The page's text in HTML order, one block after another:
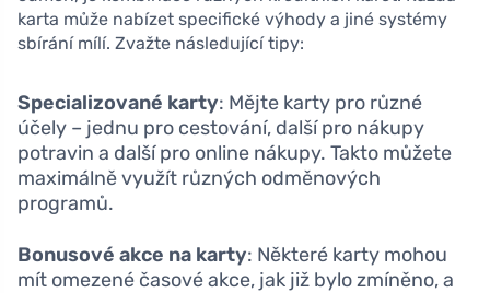
karta může nabízet specifické výhody a jiné systémy
sbírání mílí. Zvažte následující tipy:
Specializované karty: Mějte karty pro různé
účely – jednu pro cestování, další pro nákupy
potravin a další pro online nákupy. Takto můžete
maximálně využít různých odměnových
programů.
Bonusové akce na karty: Některé karty mohou
mít omezené časové akce, jak již bylo zmíněno, a